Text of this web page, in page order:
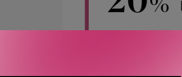
Rabatten aktiveres i
CAIA, Le Labo, LOEWE, Best